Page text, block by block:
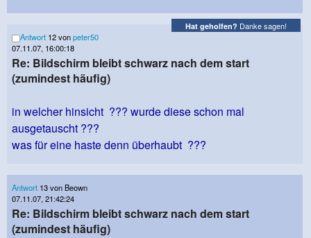
Hat geholfen? Danke sagen!
Antwort 12 vonpeter50
07.11.07, 16:00:18
Re: Bildschirm bleibt schwarz nach dem start
(zumindest häufig)
in welcher hinsicht ??? wurde diese schon mal
ausgetauscht ???
was für eine haste denn überhaubt ???
Antwort 13 von Beown
07.11.07, 21:42:24
Re: Bildschirm bleibt schwarz nach dem start
(zumindest häufig)